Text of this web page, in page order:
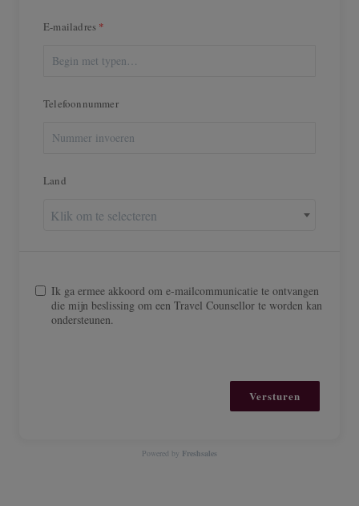
E-mailadres
Telefoonnummer
Land
Klik om te selecteren
Ik ga ermee akkoord om e-mailcommunicatie te ontvangen
die mijn beslissing om een Travel Counsellor te worden kan
ondersteunen.
Versturen
Powered by Freshsales